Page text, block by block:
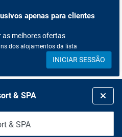
apenas para clientes
as melhores ofertas
dos alojamentos da lista
INICIAR SESSÃO
& SPA
& SPA